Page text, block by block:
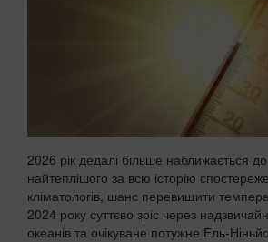
2026 рік дедалі більше наближається
найтеплішого за всю історію
кліматологів, шанс перевищити
2024 року суттєво зріс через
океанів та очікуване потужне Ель-